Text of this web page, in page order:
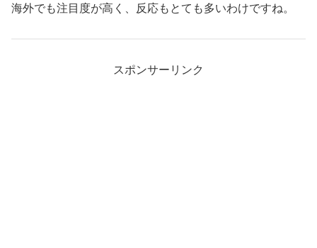
海外でも注目度が高く、反応もとても多いわけですね。
スポンサーリンク